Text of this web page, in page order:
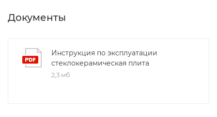
Документы
Инструкция по эксплуатации
стеклокерамическая плита
2,3 мб